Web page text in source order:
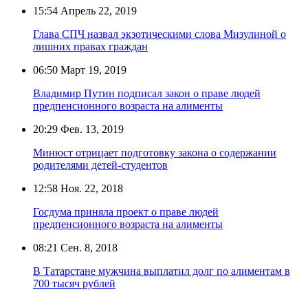
15:54 Апрель 22, 2019
Глава СПЧ назвал экзотическими слова Мизулиной о
лишних правах граждан
06:50 Март 19, 2019
Владимир Путин подписал закон о праве людей
предпенсионного возраста на алименты
20:29 Фев. 13, 2019
Минюст отрицает подготовку закона о содержании
родителями детей-студентов
12:58 Ноя. 22, 2018
Госдума приняла проект о праве людей
предпенсионного возраста на алименты
08:21 Сен. 8, 2018
В Татарстане мужчина выплатил долг по алиментам в
700 тысяч рублей